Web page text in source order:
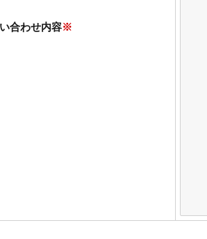
合わせ内容※